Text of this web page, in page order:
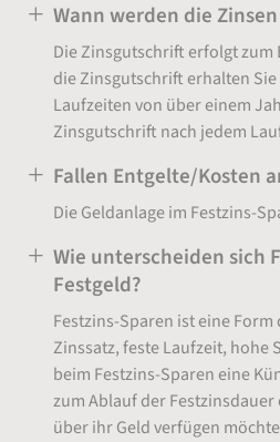
Wann werden die
Die Zinsgutschrift erfolgt zum
die Zinsgutschrift erhalten
Laufzeiten von über einem
Zinsgutschrift nach jedem
Fallen Entgelte/Kosten
Die Geldanlage im Festzins-
Wie unterscheiden sich
Festgeld?
Festzins-Sparen ist eine Form
Zinssatz, feste Laufzeit, hohe
beim Festzins-Sparen eine
zum Ablauf der
über ihr Geld verfügen